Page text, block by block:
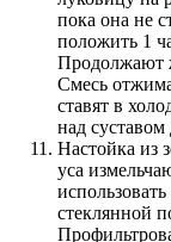
пока она не
положить 1
Продолжают
Смесь
ставят в
над
Настойка из
уса
стеклянной